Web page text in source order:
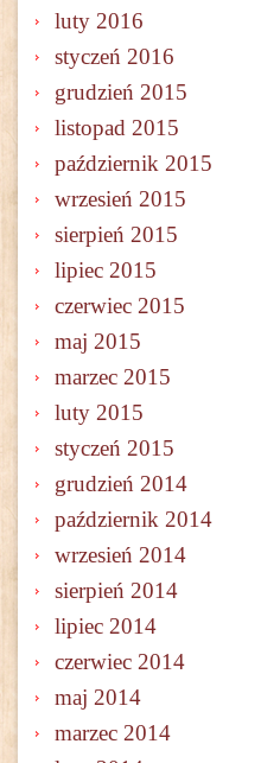
luty 2016
styczeń 2016
grudzień 2015
listopad 2015
październik 2015
wrzesień 2015
sierpień 2015
lipiec 2015
czerwiec 2015
maj 2015
marzec 2015
luty 2015
styczeń 2015
grudzień 2014
październik 2014
wrzesień 2014
sierpień 2014
lipiec 2014
czerwiec 2014
maj 2014
marzec 2014